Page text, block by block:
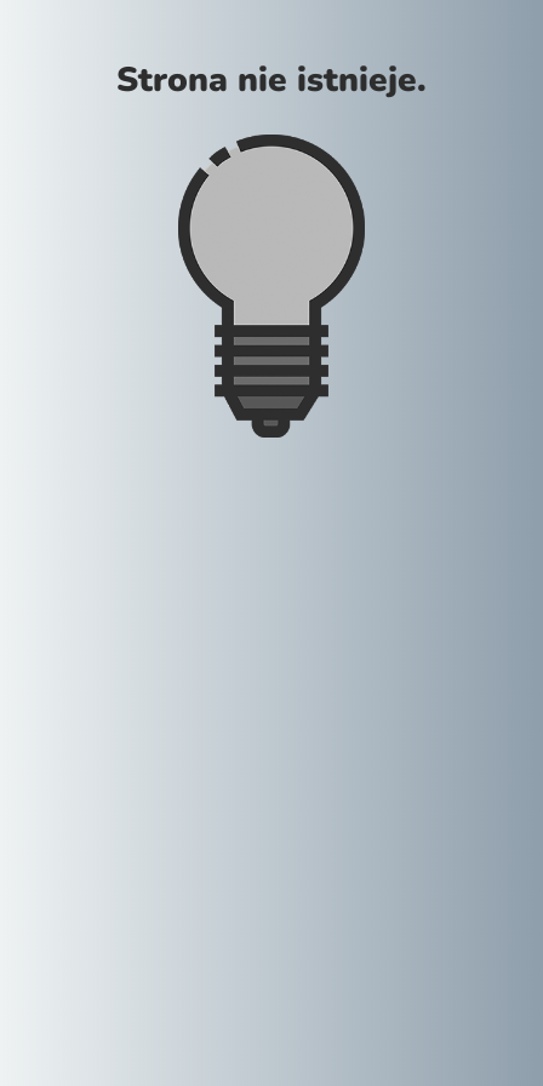
Strona nie istnieje.